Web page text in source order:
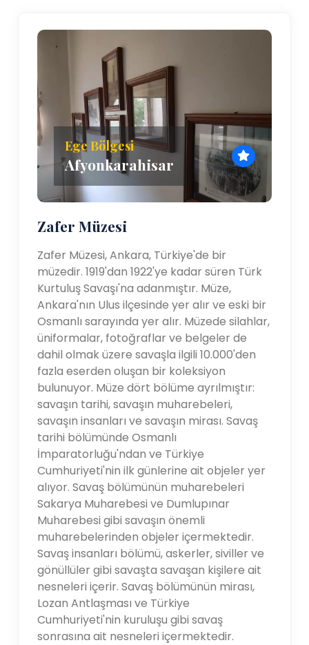
Ege Bölgesi
Afyonkarahisar
Zafer Müzesi
Zafer Müzesi, Ankara, Türkiye'de bir
müzedir. 1919'dan 1922'ye kadar süren Türk
Kurtuluş Savaşı'na adanmıştır. Müze,
Ankara'nın Ulus ilçesinde yer alır ve eski bir
Osmanlı sarayında yer alır. Müzede silahlar,
üniformalar, fotoğraflar ve belgeler de
dahil olmak üzere savaşla ilgili 10.000'den
fazla eserden oluşan bir koleksiyon
bulunuyor. Müze dört bölüme ayrılmıştır:
savaşın tarihi, savaşın muharebeleri,
savaşın insanları ve savaşın mirası. Savaş
tarihi bölümünde Osmanlı
İmparatorluğu'ndan ve Türkiye
Cumhuriyeti'nin ilk günlerine ait objeler yer
alıyor. Savaş bölümünün muharebeleri
Sakarya Muharebesi ve Dumlupınar
Muharebesi gibi savaşın önemli
muharebelerinden objeler içermektedir.
Savaş insanları bölümü, askerler, siviller ve
gönüllüler gibi savaşta savaşan kişilere ait
nesneleri içerir. Savaş bölümünün mirası,
Lozan Antlaşması ve Türkiye
Cumhuriyeti'nin kuruluşu gibi savaş
sonrasına ait nesneleri içermektedir.